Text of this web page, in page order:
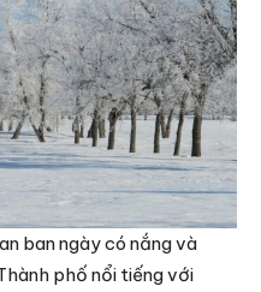
ban ngày có nắng và
phố nổi tiếng với